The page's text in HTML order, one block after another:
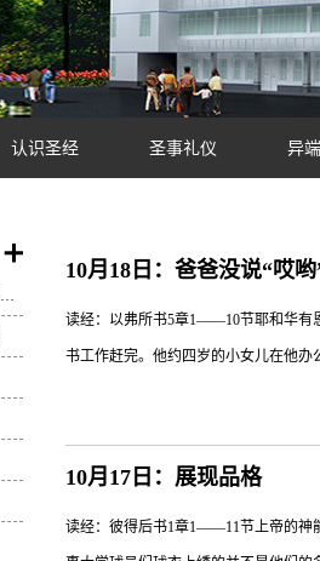
认识圣经 圣事礼仪 异
2023基督教深圳堂、和平堂、罗湖堂圣诞节活动安排
10月18日：爸爸没说“哎哟
读经：以弗所书5章1——10节耶和华有
书工作赶完。他约四岁的小女儿在他
令人分心的嘈杂。但当他的小女儿猛
时，爸爸没有说：‘哎哟！’”有时候我
10月17日：展现品格
读经：彼得后书1章1——11节上帝的神